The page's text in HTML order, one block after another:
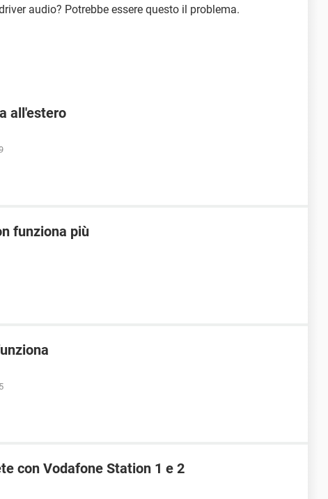
audio? Potrebbe essere questo il problema.
all'estero
funziona più
con Vodafone Station 1 e 2